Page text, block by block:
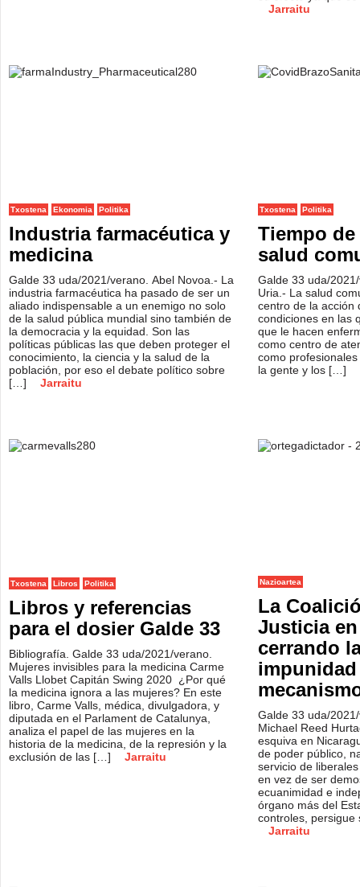
Jarraitu
Txostena Ekonomia Politika
Industria farmacéutica y
medicina
Galde 33 uda/2021/verano. Abel Novoa.- La
industria farmacéutica ha pasado de ser un
aliado indispensable a un enemigo no solo
de la salud pública mundial sino también de
la democracia y la equidad. Son las
políticas públicas las que deben proteger el
conocimiento, la ciencia y la salud de la
población, por eso el debate político sobre
[…]
Jarraitu
Txostena Politika
Tiempo
salud
Galde 33 uda/
Uria.- La salud
centro de la acción
condiciones en las
que le hacen
como centro de
como
la gente y los […]
Txostena Libros Politika
Libros y referencias
para el dosier Galde 33
Bibliografía. Galde 33 uda/2021/verano.
Mujeres invisibles para la medicina Carme
Valls Llobet Capitán Swing 2020 ¿Por qué
la medicina ignora a las mujeres? En este
libro, Carme Valls, médica, divulgadora, y
diputada en el Parlament de Catalunya,
analiza el papel de las mujeres en la
historia de la medicina, de la represión y la
exclusión de las […]
Jarraitu
Nazioartea
La
Justicia
cerrando
Galde 33 uda/
Michael Reed
esquiva en
de poder público,
servicio de
en vez de ser
ecuanimidad e
órgano más del
controles, persigue
Jarraitu